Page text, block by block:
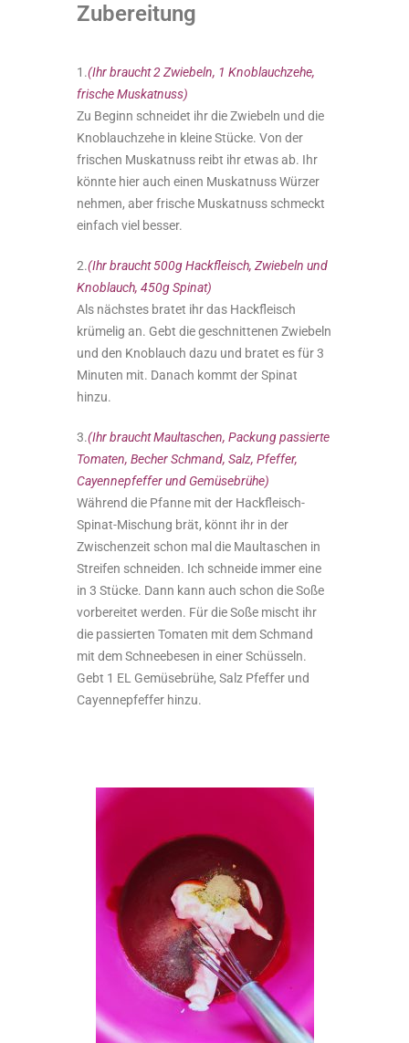
Zubereitung
1.(Ihr braucht 2 Zwiebeln, 1 Knoblauchzehe,
frische Muskatnuss)
Zu Beginn schneidet ihr die Zwiebeln und die
Knoblauchzehe in kleine Stücke. Von der
frischen Muskatnuss reibt ihr etwas ab. Ihr
könnte hier auch einen Muskatnuss Würzer
nehmen, aber frische Muskatnuss schmeckt
einfach viel besser.
2.(Ihr braucht 500g Hackfleisch, Zwiebeln und
Knoblauch, 450g Spinat)
Als nächstes bratet ihr das Hackfleisch
krümelig an. Gebt die geschnittenen Zwiebeln
und den Knoblauch dazu und bratet es für 3
Minuten mit. Danach kommt der Spinat
hinzu.
3.(Ihr braucht Maultaschen, Packung passierte
Tomaten, Becher Schmand, Salz, Pfeffer,
Cayennepfeffer und Gemüsebrühe)
Während die Pfanne mit der Hackfleisch-
Spinat-Mischung brät, könnt ihr in der
Zwischenzeit schon mal die Maultaschen in
Streifen schneiden. Ich schneide immer eine
in 3 Stücke. Dann kann auch schon die Soße
vorbereitet werden. Für die Soße mischt ihr
die passierten Tomaten mit dem Schmand
mit dem Schneebesen in einer Schüsseln.
Gebt 1 EL Gemüsebrühe, Salz Pfeffer und
Cayennepfeffer hinzu.